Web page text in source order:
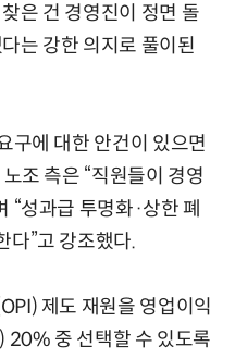
은 건 경영진이 정면 돌
는 강한 의지로 풀이된
구에 대한 안건이 있으면
조 측은 “직원들이 경영
“성과급 투명화·상한 폐
다”고 강조했다.
제도 재원을 영업이익
20% 중 선택할 수 있도록